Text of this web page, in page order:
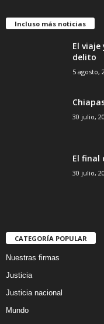
Incluso más noticias
El
delito
5 agosto,
30 julio,
El final
30 julio,
CATEGORÍA POPULAR
Nuestras firmas
Justicia
Justicia nacional
Mundo